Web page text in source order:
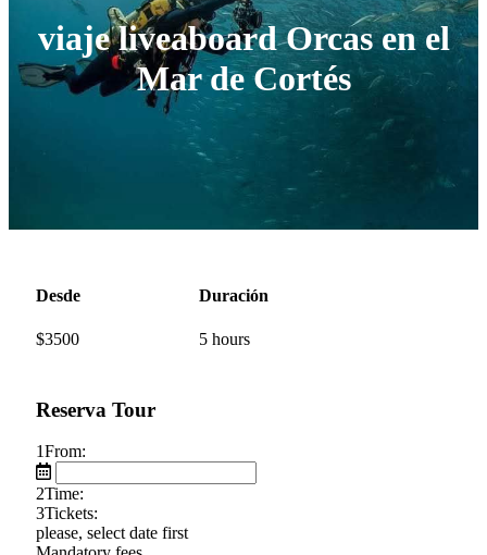
viaje liveaboard Orcas en el
Mar de Cortés
Desde
$3500
Duración
5 hours
Reserva Tour
1From:
2Time:
3Tickets:
please, select date first